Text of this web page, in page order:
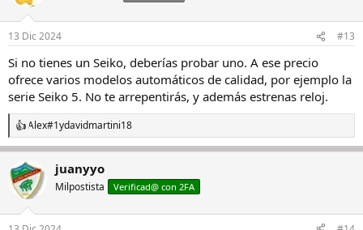
13 Dic 2024 #13
Si no tienes un Seiko, deberías probar uno. A ese precio
ofrece varios modelos automáticos de calidad, por ejemplo la
serie Seiko 5. No te arrepentirás, y además estrenas reloj.
R
e
c
c
i
Alex#1ydavidmartini18
juanyyo
Milpostista Verificad@ con 2FA